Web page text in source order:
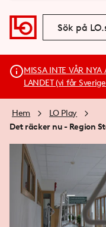
MISSA INTE VÅR NYA
LANDET (vi får
Hem
LO Play